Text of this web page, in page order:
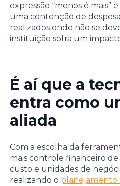
expressão “menos é mais”
uma contenção de
realizados onde não se
instituição sofra um
É aí que a
entra como
aliada
Com a escolha da
mais controle financeiro
custo e unidades de
realizando o planejamento